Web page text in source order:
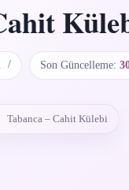
Son Güncelleme:
Tabanca – Cahit Külebi